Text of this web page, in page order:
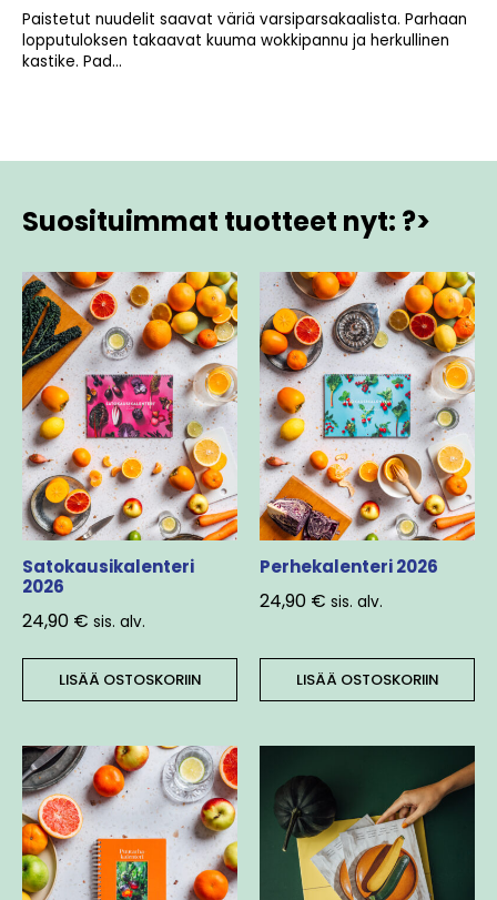
Paistetut nuudelit saavat väriä varsiparsakaalista. Parhaan
lopputuloksen takaavat kuuma wokkipannu ja herkullinen
kastike. Pad...
Suosituimmat tuotteet nyt: ?>
Satokausikalenteri
2026
24,90 € sis. alv.
LISÄÄ OSTOSKORIIN
Perhekalenteri 2026
24,90 € sis. alv.
LISÄÄ OSTOSKORIIN